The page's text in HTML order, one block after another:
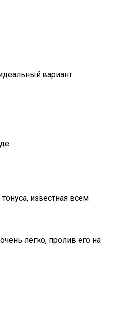
вариант.
известная всем
легко, пролив его на